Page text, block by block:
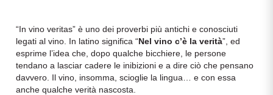
Scopri di più
Vini Toscani
Vini Trentini
“In vino veritas” è uno dei proverbi più antichi e conosciuti
legati al vino. In latino significa “Nel vino c’è la verità”, ed
esprime l’idea che, dopo qualche bicchiere, le persone
tendano a lasciar cadere le inibizioni e a dire ciò che pensano
davvero. Il vino, insomma, scioglie la lingua… e con essa
anche qualche verità nascosta.